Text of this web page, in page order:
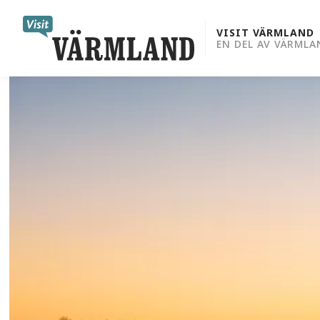
content
VISIT VÄRMLAND
EN DEL AV